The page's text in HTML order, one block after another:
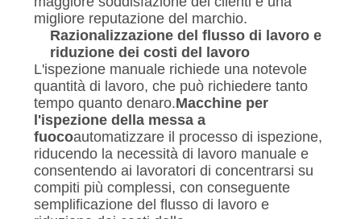
migliore reputazione del marchio.
Razionalizzazione del flusso di lavoro e
riduzione dei costi del lavoro
L'ispezione manuale richiede una notevole
quantità di lavoro, che può richiedere tanto
tempo quanto denaro.Macchine per
l'ispezione della messa a
fuocoautomatizzare il processo di ispezione,
riducendo la necessità di lavoro manuale e
consentendo ai lavoratori di concentrarsi su
compiti più complessi, con conseguente
semplificazione del flusso di lavoro e